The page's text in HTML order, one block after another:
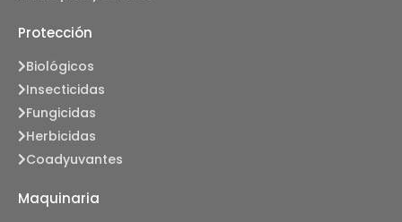
Protección
Biológicos
Insecticidas
Fungicidas
Herbicidas
Coadyuvantes
Maquinaria